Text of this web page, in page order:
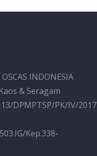
INDONESIA
& Seragam
DPMPTSP/PK/IV/2017
Kep.338-